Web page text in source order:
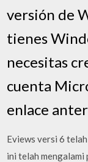
versión de
tienes
necesitas
cuenta
enlace
Eviews versi 6
ini telah mengalami